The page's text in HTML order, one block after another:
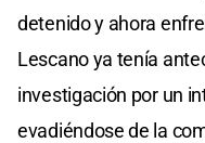
detenido y ahora
Lescano ya tenía
investigación por un
evadiéndose de la